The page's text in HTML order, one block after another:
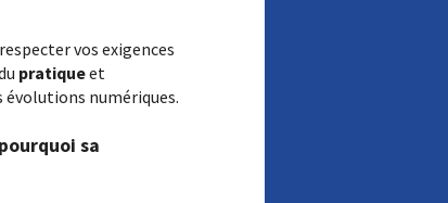
vos exigences
pratiqueet
évolutions numériques.
sa